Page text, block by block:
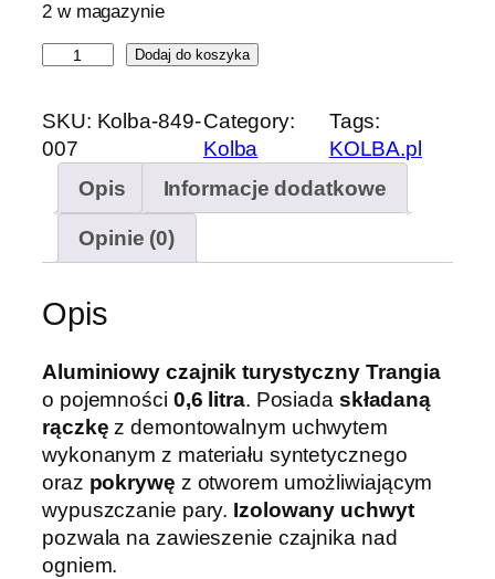
2 w magazynie
o
ś
n
k
y
Dodaj do koszyka
SKU: Kolba-849-
007
Category:
Kolba
Tags:
KOLBA.pl
Opis
Informacje dodatkowe
Opinie (0)
Opis
Aluminiowy czajnik turystyczny Trangia
o pojemności 0,6 litra. Posiada składaną
rączkę z demontowalnym uchwytem
wykonanym z materiału syntetycznego
oraz pokrywę z otworem umożliwiającym
wypuszczanie pary. Izolowany uchwyt
pozwala na zawieszenie czajnika nad
ogniem.